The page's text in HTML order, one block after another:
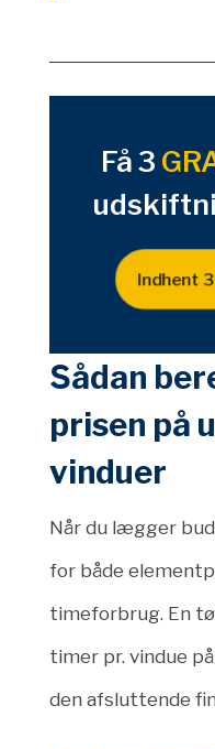
Få 3
Indhent
Sådan
prisen på
vinduer
Når du lægger
for både
timeforbrug. En
timer pr. vindue
den afsluttende